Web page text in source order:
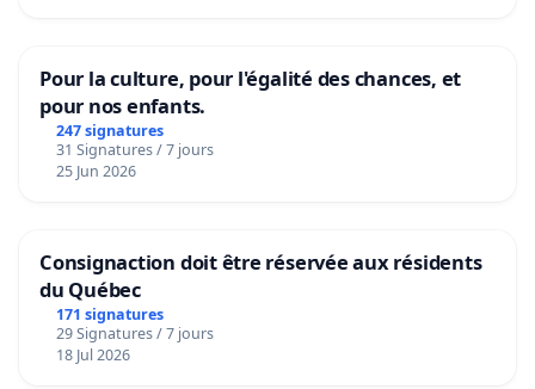
Pour la culture, pour l'égalité des chances, et
pour nos enfants.
247 signatures
31 Signatures / 7 jours
25 Jun 2026
Consignaction doit être réservée aux résidents
du Québec
171 signatures
29 Signatures / 7 jours
18 Jul 2026